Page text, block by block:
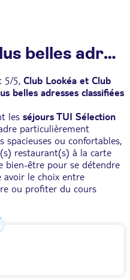
Découvrez nos plus belles adresses !
5/5, Club Lookéa et Club
belles adresses classifiées
les séjours TUI Sélection
particulièrement
spacieuses ou confortables,
restaurant(s) à la carte
bien-être pour se détendre
avoir le choix entre
ou profiter du cours